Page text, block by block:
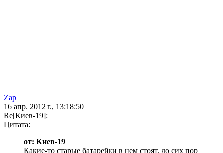
Zap
16 апр. 2012 г., 13:18:50
Re[Киев-19]:
Цитата:
от: Киев-19
Какие-то старые батарейки в нем стоят, до сих пор